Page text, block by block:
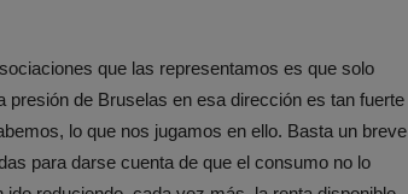
que las representamos es que solo
de Bruselas en esa dirección es tan fuerte
lo que nos jugamos en ello. Basta un breve
para darse cuenta de que el consumo no lo